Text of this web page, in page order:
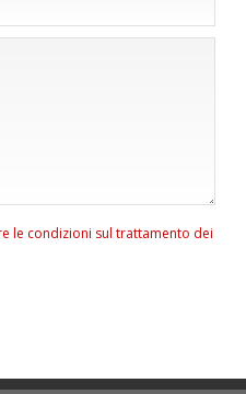
le condizioni sul trattamento dei